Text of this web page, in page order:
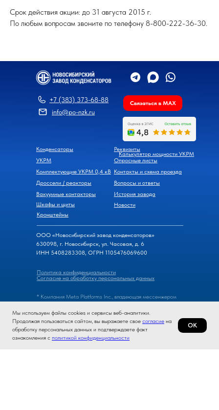
Срок действия акции: до 31 августа 2015 г.
По любым вопросам звоните по телефону 8-800-222-36-30.
Мы используем файлы cookies и сервисы веб-аналитики.
Продолжая пользоваться сайтом, вы выражаете свое согласие на
обработку персональных данных и подтверждаете факт
ознакомления с политикой конфиденциальности
ОК
info@po-nzk.ru
Конденсаторы
УКРМ
Комплектующие УКРМ 0,4 кВ
Кронштейны
Шкафы и щиты
Вакуумные контакторы
Дроссели / реакторы
Реквизиты
Калькулятор мощности УКРМ
Опросные листы
Контакты и схема проезда
Вопросы и ответы
Новости
История завода
Согласие на обработку персональных данных
Политика конфиденциальности
* Компания Meta Platforms Inc., владеющая мессенжером
деятельность на территории России запрещена.
ООО «Новосибирский завод конденсаторов»
630098, г. Новосибирск, ул. Часовая, д. 6
ИНН 5408283308, ОГРН 1105476069600
+7 (383) 373-68-88 Связаться в MAX
© 2026, Новосибирский завод конденсаторов